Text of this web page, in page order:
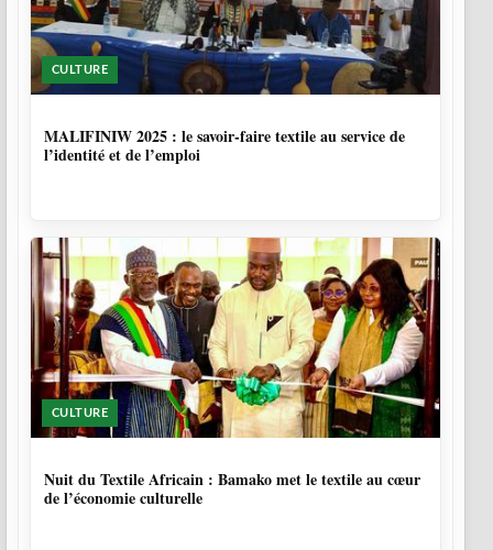
CULTURE
MALIFINIW 2025 : le savoir-faire textile au service de
l’identité et de l’emploi
CULTURE
Nuit du Textile Africain : Bamako met le textile au cœur
de l’économie culturelle